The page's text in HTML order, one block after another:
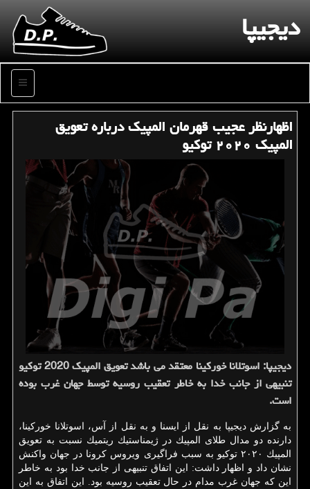
دیجیپا
منو
اظهارنظر عجیب قهرمان المپیك درباره تعویق
المپیك ۲۰۲۰ توكیو
دیجیپا: اسوتلانا خوركینا معتقد می باشد تعویق المپیك 2020 توكیو
تنبیهی از جانب خدا به خاطر تعقیب روسیه توسط جهان غرب بوده
است.
به گزارش دیجیپا به نقل از ایسنا و به نقل از آس، اسوتلانا خوركینا،
دارنده دو مدال طلای المپیك در ژیمناستیك ریتمیك نسبت به تعویق
المپیك ۲۰۲۰ توكیو به سبب فراگیری ویروس كرونا در جهان واكنش
نشان داد و اظهار داشت: این اتفاق تنبیهی از جانب خدا بود به خاطر
این كه جهان غرب مدام در حال تعقیب روسیه بود. این اتفاق به این